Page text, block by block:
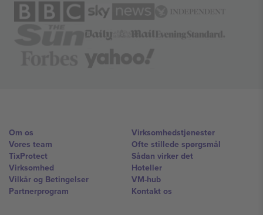
Om os
Vores team
TixProtect
Virksomhed
Vilkår og Betingelser
Partnerprogram
Virksomhedstjenester
Ofte stillede spørgsmål
Sådan virker det
Hoteller
VM-hub
Kontakt os